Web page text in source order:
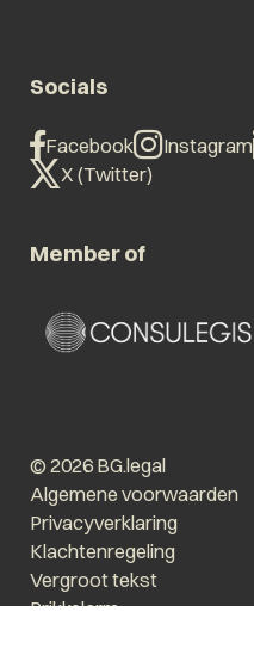
Socials
Facebook Instagram
X (Twitter)
Member of
© 2026 BG.legal
Algemene voorwaarden
Privacyverklaring
Klachtenregeling
Vergroot tekst
Prikkelarm